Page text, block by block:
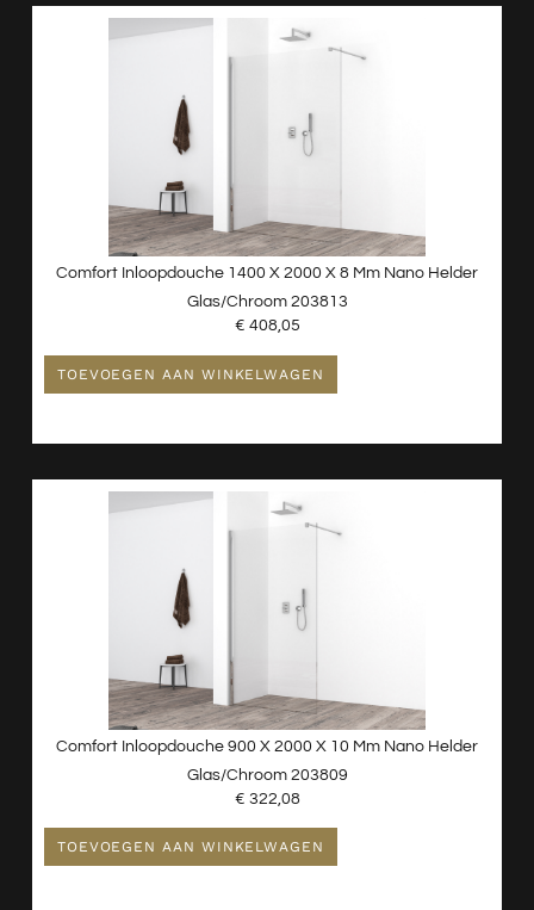
Comfort Inloopdouche 1400 X 2000 X 8 Mm Nano Helder
Glas/chroom 203813
€ 408,05
TOEVOEGEN AAN WINKELWAGEN
Comfort Inloopdouche 900 X 2000 X 10 Mm Nano Helder
Glas/chroom 203809
€ 322,08
TOEVOEGEN AAN WINKELWAGEN